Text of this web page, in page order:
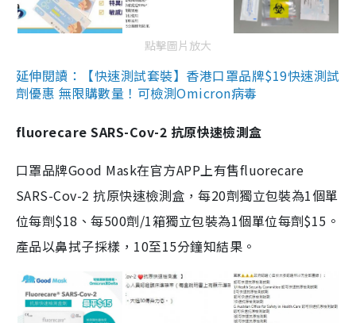
點擊圖片放大
延伸閱讀：【快速測試套裝】香港口罩品牌$19快速測試
劑優惠 無限購數量！可檢測Omicron病毒
fluorecare SARS-Cov-2 抗原快速檢測盒
口罩品牌Good Mask在官方APP上有售fluorecare
SARS-Cov-2 抗原快速檢測盒，每20劑獨立包裝為1個單
位每劑$18、每500劑/1箱獨立包裝為1個單位每劑$15。
產品以鼻拭子採樣，10至15分鐘知結果。